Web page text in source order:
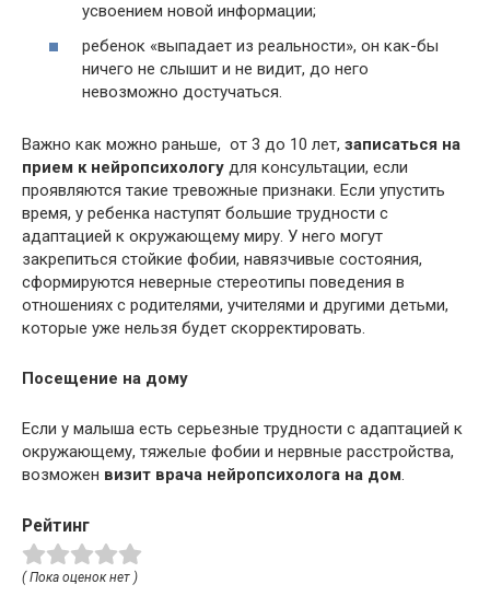
усвоением новой информации;
ребенок «выпадает из реальности», он как-бы
ничего не слышит и не видит, до него
невозможно достучаться.
Важно как можно раньше, от 3 до 10 лет, записаться на
прием к нейропсихологу для консультации, если
проявляются такие тревожные признаки. Если упустить
время, у ребенка наступят большие трудности с
адаптацией к окружающему миру. У него могут
закрепиться стойкие фобии, навязчивые состояния,
сформируются неверные стереотипы поведения в
отношениях с родителями, учителями и другими детьми,
которые уже нельзя будет скорректировать.
Посещение на дому
Если у малыша есть серьезные трудности с адаптацией к
окружающему, тяжелые фобии и нервные расстройства,
возможен визит врача нейропсихолога на дом.
Рейтинг
( Пока оценок нет )